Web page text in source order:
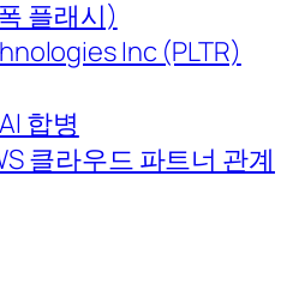
플래시)
Inc (PLTR)
합병
클라우드 파트너 관계